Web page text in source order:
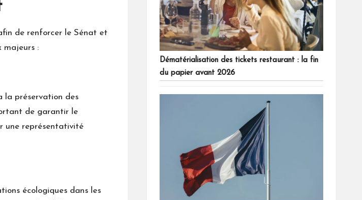
de renforcer le Sénat et
majeurs :
la préservation des
de garantir le
une représentativité
écologiques dans les
Dématérialisation des tickets restaurant : la fin
du papier avant 2026